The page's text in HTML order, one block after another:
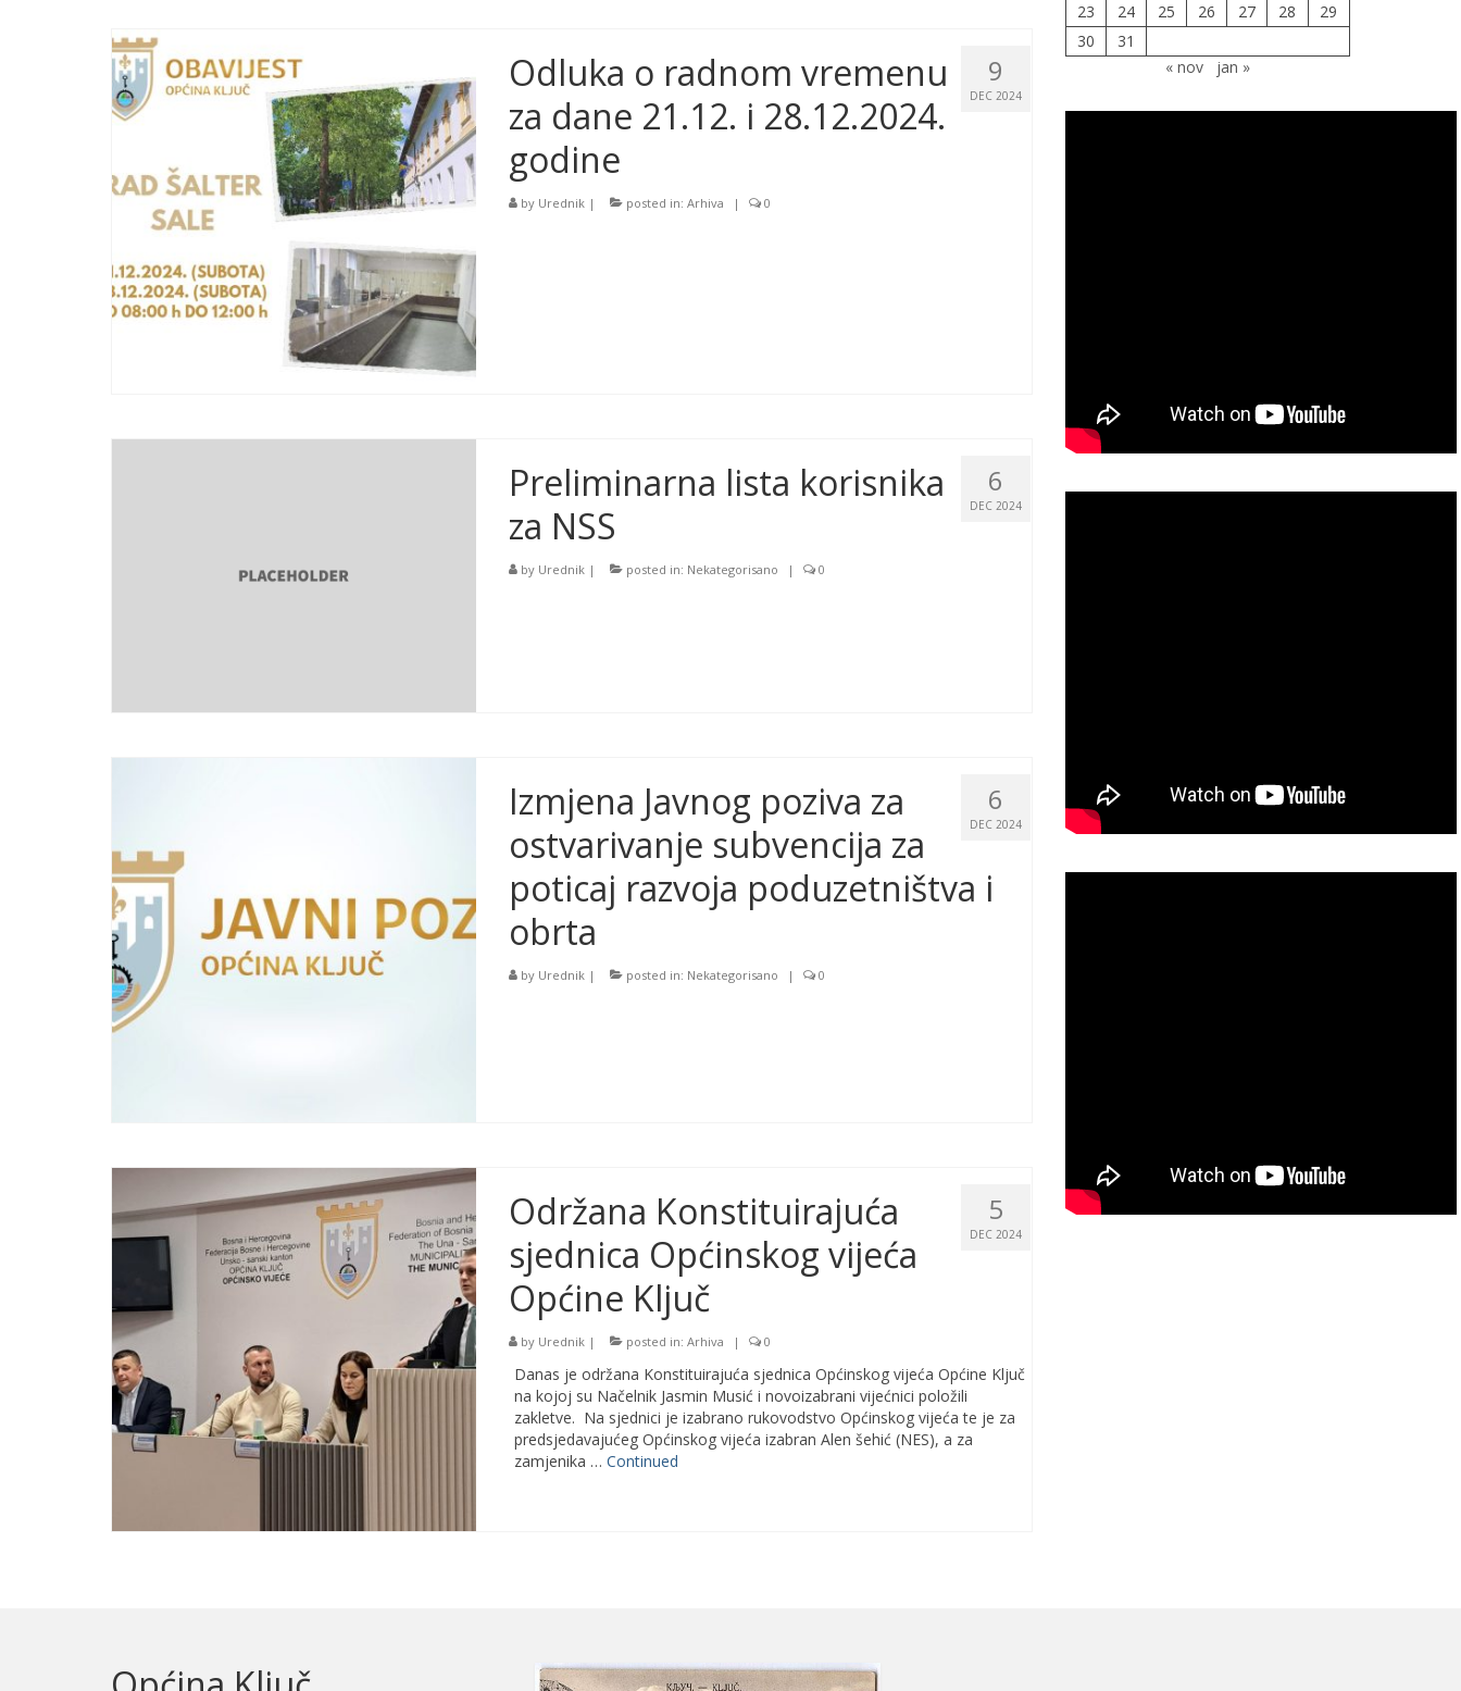
9
DEC 2024
Odluka o radnom vremenu
za dane 21.12. i 28.12.2024.
godine
by Urednik| posted in: Arhiva | 0
6
DEC 2024
Preliminarna lista korisnika
za NSS
by Urednik| posted in: Nekategorisano | 0
6
DEC 2024
Izmjena Javnog poziva za
ostvarivanje subvencija za
poticaj razvoja poduzetništva i
obrta
by Urednik| posted in: Nekategorisano | 0
5
DEC 2024
Održana Konstituirajuća
sjednica Općinskog vijeća
Općine Ključ
by Urednik| posted in: Arhiva | 0
Danas je održana Konstituirajuća sjednica Općinskog vijeća Općine Ključ
na kojoj su Načelnik Jasmin Musić i novoizabrani vijećnici položili
zakletve. Na sjednici je izabrano rukovodstvo Općinskog vijeća te je za
predsjedavajućeg Općinskog vijeća izabran Alen šehić (NES), a za
zamjenika … Continued
23
24 25 26 27 28
29
30
31
« nov
jan »